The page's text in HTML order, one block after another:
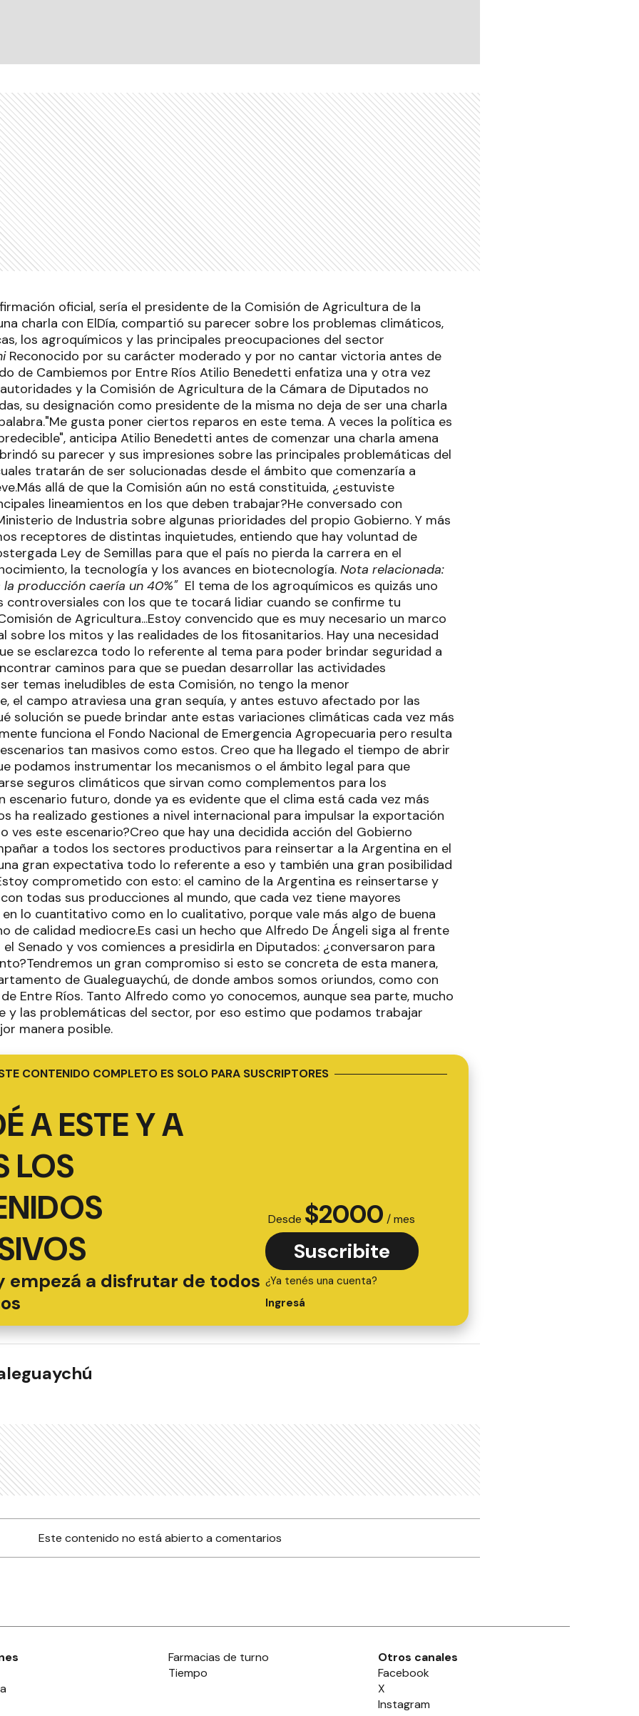
oficial, sería el presidente de la Comisión de Agricultura de la
charla con ElDía, compartió su parecer sobre los problemas climáticos,
los agroquímicos y las principales preocupaciones del sector
Reconocido por su carácter moderado y por no cantar victoria antes de
de Cambiemos por Entre Ríos Atilio Benedetti enfatiza una y otra vez
y la Comisión de Agricultura de la Cámara de Diputados no
su designación como presidente de la misma no deja de ser una charla
gusta poner ciertos reparos en este tema. A veces la política es
anticipa Atilio Benedetti antes de comenzar una charla amena
su parecer y sus impresiones sobre las principales problemáticas del
tratarán de ser solucionadas desde el ámbito que comenzaría a
allá de que la Comisión aún no está constituida, ¿estuviste
lineamientos en los que deben trabajar?He conversado con
de Industria sobre algunas prioridades del propio Gobierno. Y más
receptores de distintas inquietudes, entiendo que hay voluntad de
Ley de Semillas para que el país no pierda la carrera en el
la tecnología y los avances en biotecnología. Nota relacionada:
producción caería un 40%"El tema de los agroquímicos es quizás uno
controversiales con los que te tocará lidiar cuando se confirme tu
de Agricultura...Estoy convencido que es muy necesario un marco
sobre los mitos y las realidades de los fitosanitarios. Hay una necesidad
se esclarezca todo lo referente al tema para poder brindar seguridad a
caminos para que se puedan desarrollar las actividades
temas ineludibles de esta Comisión, no tengo la menor
el campo atraviesa una gran sequía, y antes estuvo afectado por las
solución se puede brindar ante estas variaciones climáticas cada vez más
funciona el Fondo Nacional de Emergencia Agropecuaria pero resulta
tan masivos como estos. Creo que ha llegado el tiempo de abrir
podamos instrumentar los mecanismos o el ámbito legal para que
seguros climáticos que sirvan como complementos para los
escenario futuro, donde ya es evidente que el clima está cada vez más
ha realizado gestiones a nivel internacional para impulsar la exportación
ves este escenario?Creo que hay una decidida acción del Gobierno
a todos los sectores productivos para reinsertar a la Argentina en el
gran expectativa todo lo referente a eso y también una gran posibilidad
comprometido con esto: el camino de la Argentina es reinsertarse y
todas sus producciones al mundo, que cada vez tiene mayores
lo cuantitativo como en lo cualitativo, porque vale más algo de buena
de calidad mediocre.Es casi un hecho que Alfredo De Ángeli siga al frente
Senado y vos comiences a presidirla en Diputados: ¿conversaron para
un gran compromiso si esto se concreta de esta manera,
de Gualeguaychú, de donde ambos somos oriundos, como con
Entre Ríos. Tanto Alfredo como yo conocemos, aunque sea parte, mucho
y las problemáticas del sector, por eso estimo que podamos trabajar
manera posible.
CONTENIDO COMPLETO ES SOLO PARA SUSCRIPTORES
A ESTE Y A
LOS
empezá a disfrutar de todos
Desde $2000 / mes
Suscribite
¿Ya tenés una cuenta?
Ingresá
Este contenido no está abierto a comentarios
Farmacias de turno
Tiempo
Otros canales
Facebook
X
Instagram